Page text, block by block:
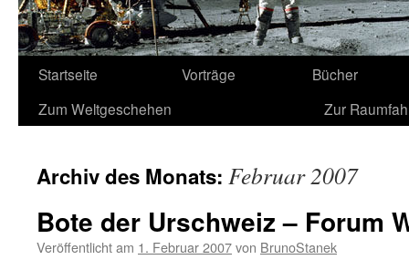
Startseite Vorträge
Bücher
Zum Weltgeschehen
Zur
Archiv des Monats: Februar 2007
Bote der Urschweiz – Forum
Veröffentlicht am 1. Februar 2007von BrunoStanek